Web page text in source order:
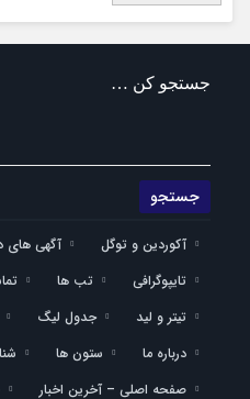
جستجو کن …
آکوردین و توگل آگهی های
تایپوگرافی
تب ها
تیتر و لید
جدول لیگ
درباره ما
ستون ها
صفحه اصلی – آخرین اخبار